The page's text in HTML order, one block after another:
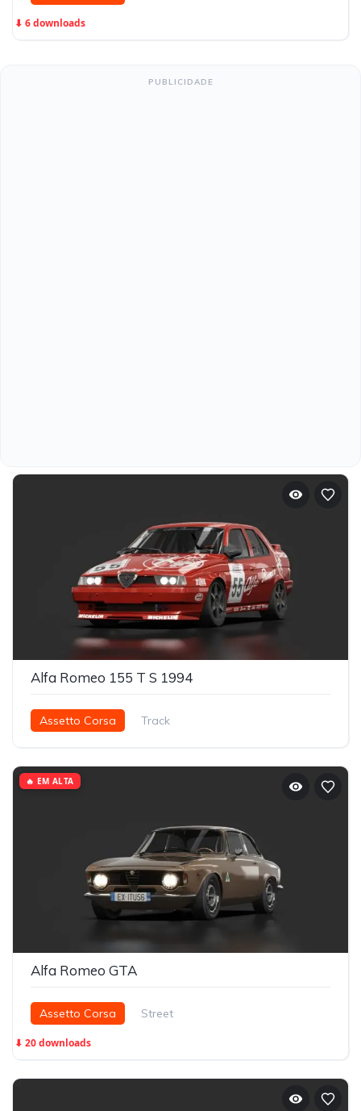
⬇ 6 downloads
PUBLICIDADE
Alfa Romeo 155 T S 1994
Assetto Corsa Track
Alfa Romeo GTA
Assetto Corsa Street
⬇ 20 downloads
🔥 EM ALTA